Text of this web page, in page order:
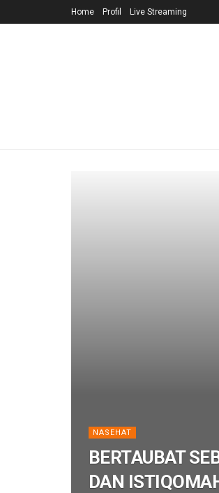
Home Profil Live Streaming
NASEHAT
BERTAUBAT
DAN